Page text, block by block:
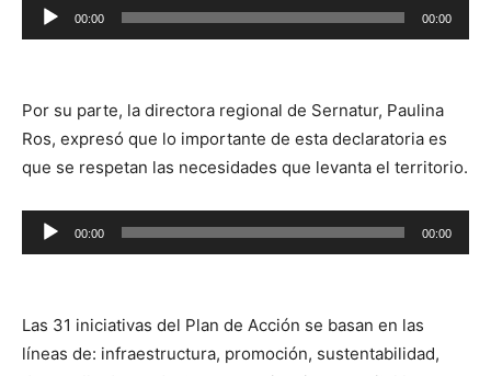
Reproductor
de
00:00 00:00
Por su parte, la directora regional de Sernatur, Paulina
Ros, expresó que lo importante de esta declaratoria es
que se respetan las necesidades que levanta el territorio.
Reproductor
de
00:00 00:00
Las 31 iniciativas del Plan de Acción se basan en las
líneas de: infraestructura, promoción, sustentabilidad,